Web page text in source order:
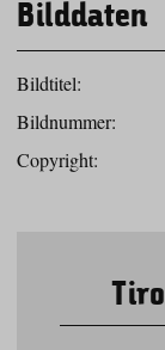
Bilddaten
Bildtitel:
Bildnummer:
Copyright: